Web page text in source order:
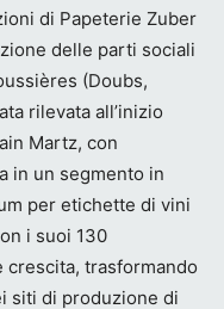
di Papeterie Zuber
delle parti sociali
(Doubs,
rilevata all’inizio
Martz, con
in un segmento in
per etichette di vini
i suoi 130
trasformando
siti di produzione di